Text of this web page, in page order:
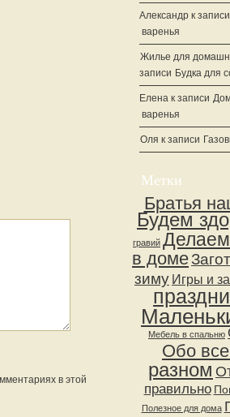
в этой
Александр к записи
варенья
Жилье для
записи Будка для
Елена к записи
варенья
Оля к записи
Метки
Братья
Будем
гравий
в доме
зиму Игры и
Мебель в спальню
Обо
разном
правильно
Полезное для дома